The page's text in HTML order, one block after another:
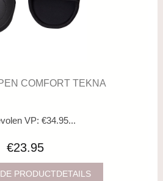
COMFORT TEKNA
VP: €34.95...
€23.95
PRODUCTDETAILS